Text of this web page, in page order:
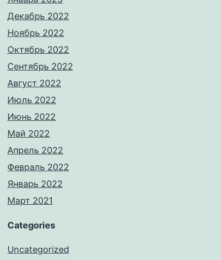
Декабрь 2022
Ноябрь 2022
Октябрь 2022
Сентябрь 2022
Август 2022
Июль 2022
Июнь 2022
Май 2022
Апрель 2022
Февраль 2022
Январь 2022
Март 2021
Categories
Uncategorized